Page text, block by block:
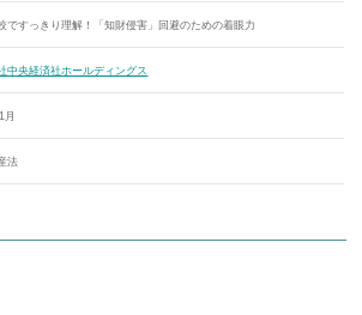
ですっきり理解！「知財侵害」回避のための着眼力
中央経済社ホールディングス
月
法